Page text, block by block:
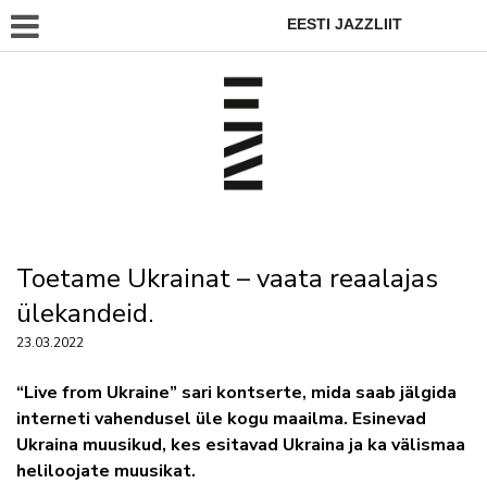
EESTI JAZZLIIT
Toetame Ukrainat – vaata reaalajas
ülekandeid.
23.03.2022
“Live from Ukraine” sari kontserte, mida saab jälgida
interneti vahendusel üle kogu maailma. Esinevad
Ukraina muusikud, kes esitavad Ukraina ja ka välismaa
heliloojate muusikat.